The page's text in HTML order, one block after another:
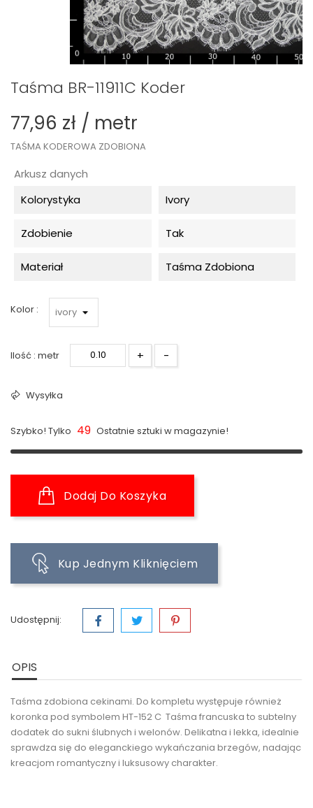
Taśma BR-11911C Koder
77,96 zł / metr
TAŚMA KODEROWA ZDOBIONA
Arkusz danych
Kolorystyka
Ivory
Zdobienie Tak
Materiał Taśma Zdobiona
Kolor :
Ilość : metr + -
Wysyłka
Szybko! Tylko 49 Ostatnie sztuki w magazynie!
Dodaj Do Koszyka
Kup Jednym Kliknięciem
Udostępnij:
OPIS
Taśma zdobiona cekinami. Do kompletu występuje również
koronka pod symbolem HT-152 C Taśma francuska to subtelny
dodatek do sukni ślubnych i welonów. Delikatna i lekka, idealnie
sprawdza się do eleganckiego wykańczania brzegów, nadając
kreacjom romantyczny i luksusowy charakter.